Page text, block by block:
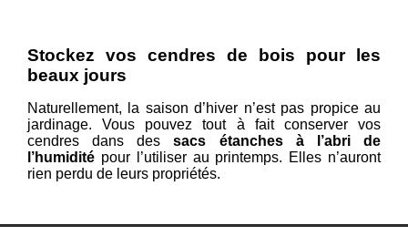
Stockez vos cendres de bois pour les
beaux jours
Naturellement, la saison d’hiver n’est pas propice au
jardinage. Vous pouvez tout à fait conserver vos
cendres dans dessacs étanches à l’abri de
l’humidité pour l’utiliser au printemps. Elles n’auront
rien perdu de leurs propriétés.